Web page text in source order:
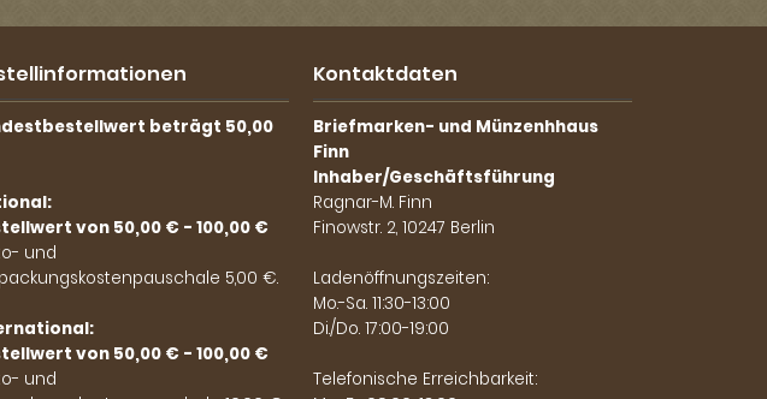
beträgt 50,00
von 50,00 € - 100,00 €
und
5,00 €.
von 50,00 € - 100,00 €
und
Kontaktdaten
Briefmarken- und Münzenhhaus
Finn
Inhaber/Geschäftsführung
Ragnar-M. Finn
Finowstr. 2, 10247 Berlin
Ladenöffnungszeiten:
Mo.-Sa. 11:30-13:00
Di./Do. 17:00-19:00
Telefonische Erreichbarkeit: